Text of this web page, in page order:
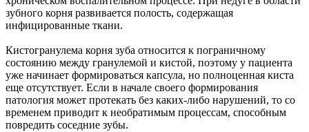
зубного корня развивается полость, содержащая
инфицированные ткани.
Кистогранулема корня зуба относится к пограничному
состоянию между гранулемой и кистой, поэтому у пациента
уже начинает формироваться капсула, но полноценная киста
еще отсутствует. Если в начале своего формирования
патология может протекать без каких-либо нарушений, то со
временем приводит к необратимым процессам, способным
повредить соседние зубы.